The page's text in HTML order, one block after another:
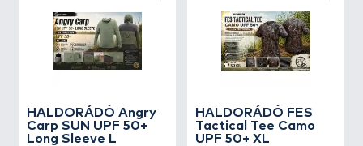
HALDORÁDÓ Angry
Carp SUN UPF 50+
Long Sleeve L
HALDORÁDÓ FES
Tactical Tee Camo
UPF 50+ XL